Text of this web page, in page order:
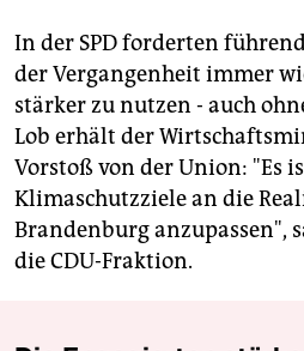
In der SPD forderten
der Vergangenheit immer
stärker zu nutzen - auch
Lob erhält der
Vorstoß von der Union: "Es
Klimaschutzziele an die
Brandenburg anzupassen",
die CDU-Fraktion.